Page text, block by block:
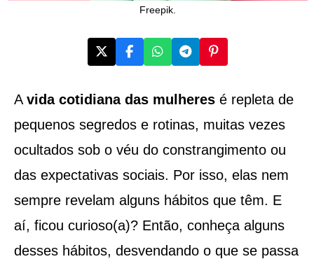
Freepik.
A vida cotidiana das mulheresé repleta de
pequenos segredos e rotinas, muitas vezes
ocultados sob o véu do constrangimento ou
das expectativas sociais. Por isso, elas nem
sempre revelam alguns hábitos que têm. E
aí, ficou curioso(a)? Então, conheça alguns
desses hábitos, desvendando o que se passa